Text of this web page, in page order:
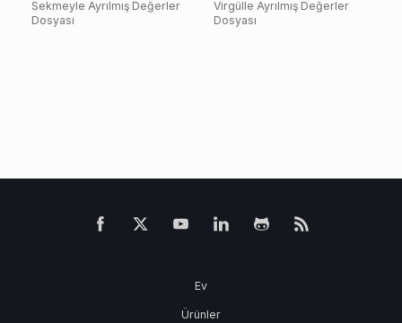
Sekmeyle Ayrılmış Değerler
Dosyası
Virgülle Ayrılmış Değerler
Dosyası
Ev
Ürünler